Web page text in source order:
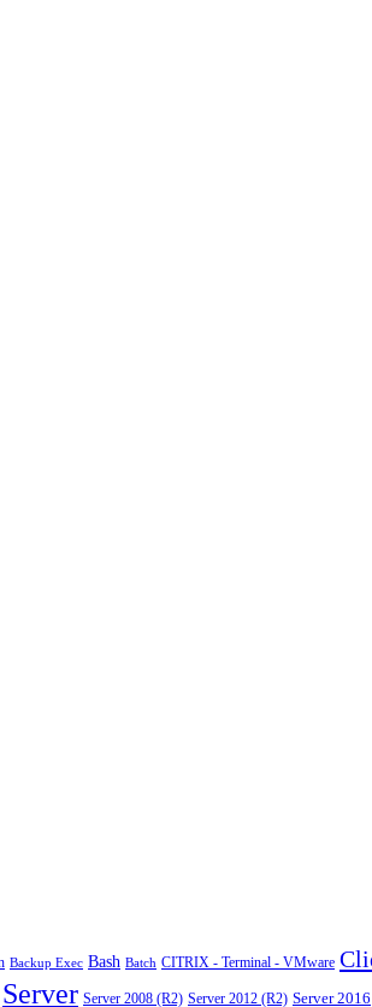
Backup Exec Bash Batch CITRIX - Terminal - VMware
Server Server 2008 (R2) Server 2012 (R2) Server 2016